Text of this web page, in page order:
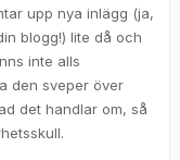
upp nya inlägg (ja,
blogg!) lite då och
inte alls
den sveper över
det handlar om, så